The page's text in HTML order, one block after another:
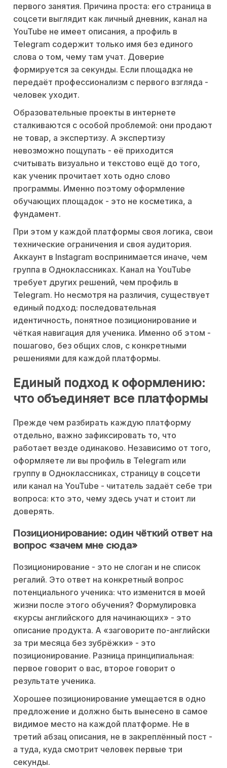
первого занятия. Причина проста: его страница в
соцсети выглядит как личный дневник, канал на
YouTube не имеет описания, а профиль в
Telegram содержит только имя без единого
слова о том, чему там учат. Доверие
формируется за секунды. Если площадка не
передаёт профессионализм с первого взгляда -
человек уходит.
Образовательные проекты в интернете
сталкиваются с особой проблемой: они продают
не товар, а экспертизу. А экспертизу
невозможно пощупать - её приходится
считывать визуально и текстово ещё до того,
как ученик прочитает хоть одно слово
программы. Именно поэтому оформление
обучающих площадок - это не косметика, а
фундамент.
При этом у каждой платформы своя логика, свои
технические ограничения и своя аудитория.
Аккаунт в Instagram воспринимается иначе, чем
группа в Одноклассниках. Канал на YouTube
требует других решений, чем профиль в
Telegram. Но несмотря на различия, существует
единый подход: последовательная
идентичность, понятное позиционирование и
чёткая навигация для ученика. Именно об этом -
пошагово, без общих слов, с конкретными
решениями для каждой платформы.
Единый подход к оформлению:
что объединяет все платформы
Прежде чем разбирать каждую платформу
отдельно, важно зафиксировать то, что
работает везде одинаково. Независимо от того,
оформляете ли вы профиль в Telegram или
группу в Одноклассниках, страницу в соцсети
или канал на YouTube - читатель задаёт себе три
вопроса: кто это, чему здесь учат и стоит ли
доверять.
Позиционирование: один чёткий ответ на
вопрос «зачем мне сюда»
Позиционирование - это не слоган и не список
регалий. Это ответ на конкретный вопрос
потенциального ученика: что изменится в моей
жизни после этого обучения? Формулировка
«курсы английского для начинающих» - это
описание продукта. А «заговорите по-английски
за три месяца без зубрёжки» - это
позиционирование. Разница принципиальная:
первое говорит о вас, второе говорит о
результате ученика.
Хорошее позиционирование умещается в одно
предложение и должно быть вынесено в самое
видимое место на каждой платформе. Не в
третий абзац описания, не в закреплённый пост -
а туда, куда смотрит человек первые три
секунды.